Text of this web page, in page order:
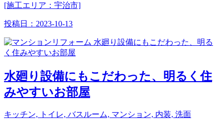
[施工エリア：宇治市]
投稿日： 2023-10-13
水廻り設備にもこだわった、明るく住
みやすいお部屋
キッチン, トイレ, バスルーム, マンション, 内装, 洗面